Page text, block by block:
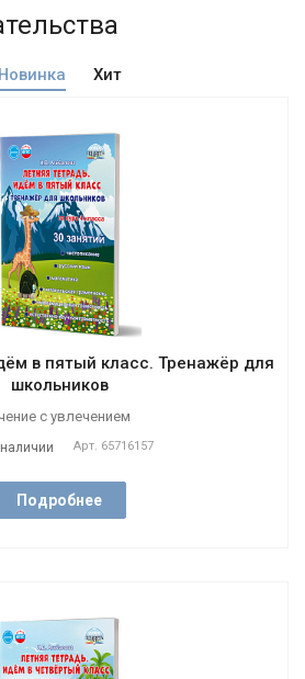
Новинка Хит
в пятый класс. Тренажёр для
школьников
с увлечением
Арт. 65716157
Подробнее